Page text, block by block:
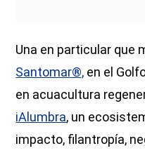
Una en particular que
Santomar®, en el
en acuacultura
iAlumbra, un
impacto, filantropía,